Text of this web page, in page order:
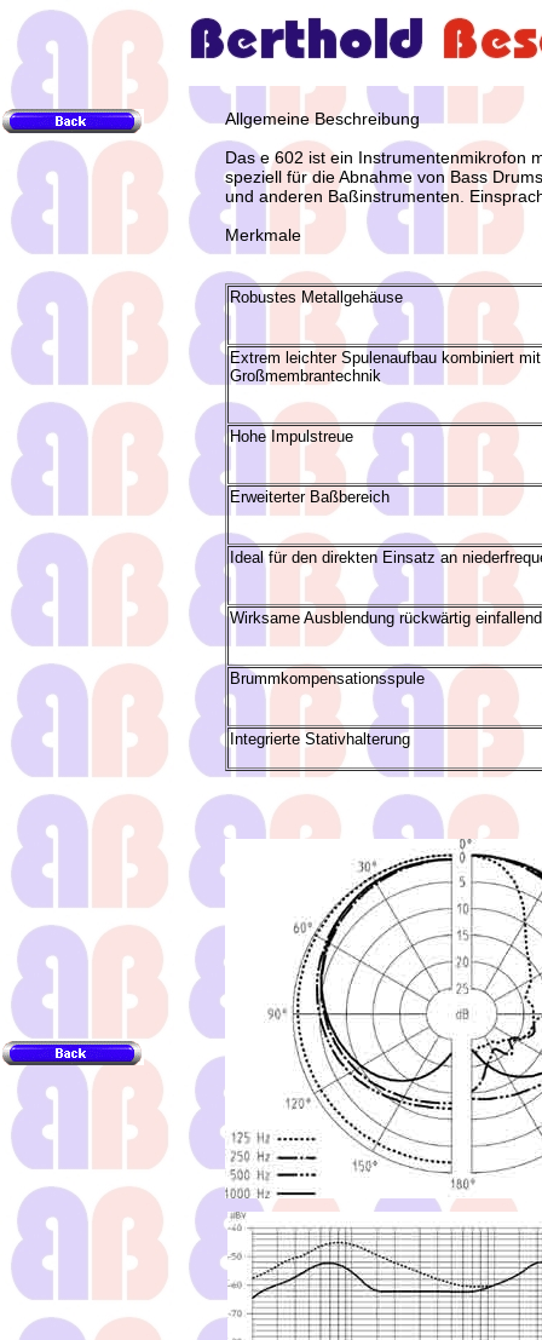
Allgemeine Beschreibung
Das e 602 ist ein Instrumentenmikrofon
speziell für die Abnahme von Bass
und anderen Baßinstrumenten.
Merkmale
Robustes Metallgehäuse
Extrem leichter Spulenaufbau kombiniert
Großmembrantechnik
Hohe Impulstreue
Erweiterter Baßbereich
Ideal für den direkten Einsatz an
Wirksame Ausblendung rückwärtig
Brummkompensationsspule
Integrierte Stativhalterung